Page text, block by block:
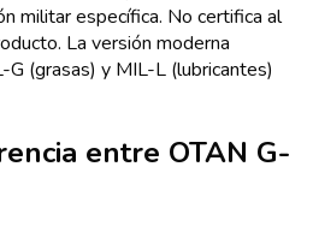
militar específica. No certifica al
La versión moderna
(grasas) y MIL-L (lubricantes)
entre OTAN G-